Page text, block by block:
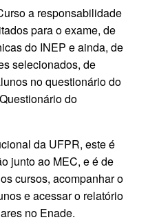
a responsabilidade
para o exame, de
do INEP e ainda, de
selecionados, de
no questionário do
do
da UFPR, este é
junto ao MEC, e é de
cursos, acompanhar o
e acessar o relatório
no Enade.